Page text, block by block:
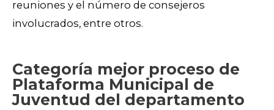
reuniones y el número de consejeros
involucrados, entre otros.
Categoría mejor proceso de
Plataforma Municipal de
Juventud del departamento